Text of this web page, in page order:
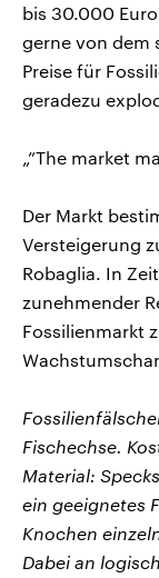
bis 30.000
gerne von dem
Preise für
geradezu
„”The market
Der Markt
Versteigerung
Robaglia. In
zunehmender
Fossilienmarkt
Fischechse.
Material:
ein geeignetes
Knochen
Dabei an